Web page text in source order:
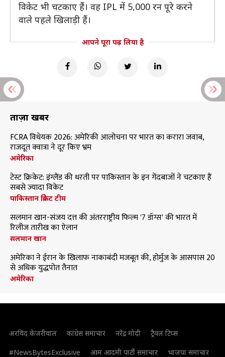
विकेट भी चटकाए हैं। वह IPL में 5,000 रन पूरे करने
वाले पहले खिलाड़ी हैं।
आपने पूरा पढ़ लिया है
ताज़ा खबरें
FCRA विधेयक 2026: अमेरिकी आलोचना पर भारत का करारा जवाब,
राजदूत क्वात्रा ने दूर किए भ्रम
अमेरिका
टेस्ट क्रिकेट: इंग्लैंड की धरती पर पाकिस्तान के इन गेंदबाजों ने चटकाए हैं
सबसे ज्यादा विकेट
पाकिस्तान क्रिकेट टीम
सलमान खान-संजय दत्त की अंतरराष्ट्रीय फिल्म '7 डॉग्स' की भारत में
रिलीज तारीख का ऐलान
सलमान खान
अमेरिका ने ईरान के खिलाफ नाकाबंदी मजबूत की, होर्मुज के आसपास 20
से अधिक युद्धपोत तैनात
अमेरिका
अरविंद केजरीवाल कांग्रेस समाचार नरेंद्र मोदी
ट्रैवल टिप्स
#NewsBytesExclusive
आम आदमी पार्टी समाचार भाजपा समाचार